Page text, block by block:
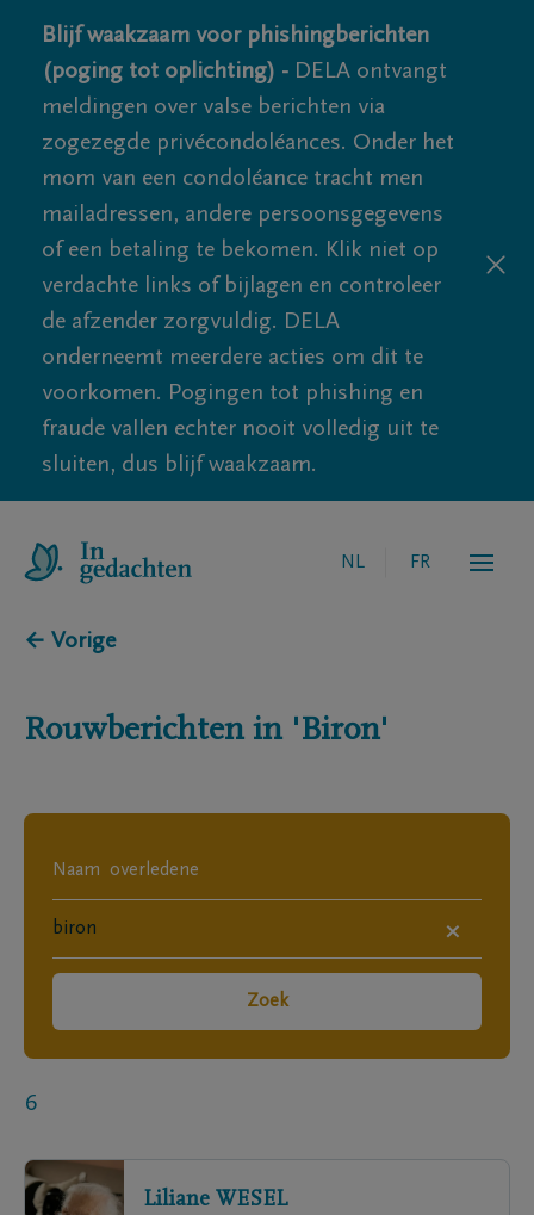
Blijf waakzaam voor phishingberichten
(poging tot oplichting) - DELA ontvangt
meldingen over valse berichten via
zogezegde privécondoléances. Onder het
mom van een condoléance tracht men
mailadressen, andere persoonsgegevens
of een betaling te bekomen. Klik niet op
verdachte links of bijlagen en controleer
de afzender zorgvuldig. DELA
onderneemt meerdere acties om dit te
voorkomen. Pogingen tot phishing en
fraude vallen echter nooit volledig uit te
sluiten, dus blijf waakzaam.
NL FR
← Vorige
Rouwberichten in 'Biron'
×
Zoek
6
Liliane WESEL